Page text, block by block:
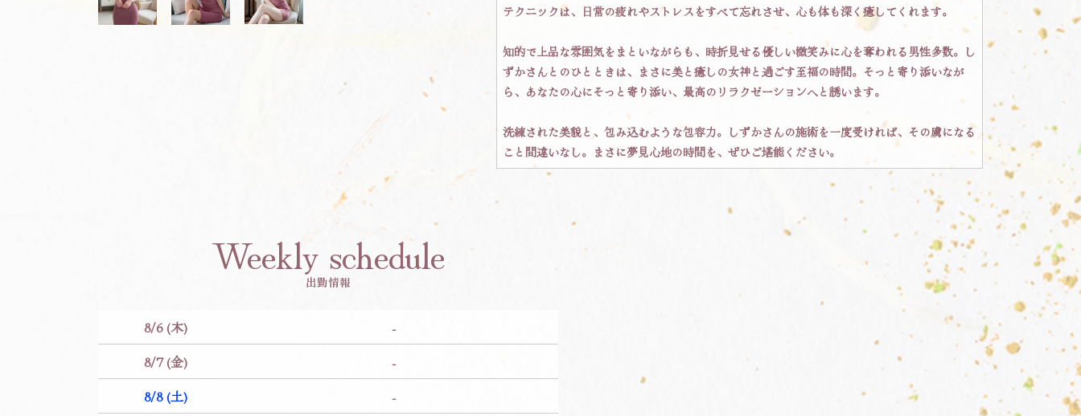
テクニックは、日常の疲れやストレスをすべて忘れさせ、心も体も深く癒してくれます。
知的で上品な雰囲気をまといながらも、時折見せる優しい微笑みに心を奪われる男性多数。し
ずかさんとのひとときは、まさに美と癒しの女神と過ごす至福の時間。そっと寄り添いなが
ら、あなたの心にそっと寄り添い、最高のリラクゼーションへと誘います。
洗練された美貌と、包み込むような包容力。しずかさんの施術を一度受ければ、その虜になる
こと間違いなし。まさに夢見心地の時間を、ぜひご堪能ください。
Weekly schedule
出勤情報
8/6 (木)
-
8/7 (金)
-
8/8 (土)
-